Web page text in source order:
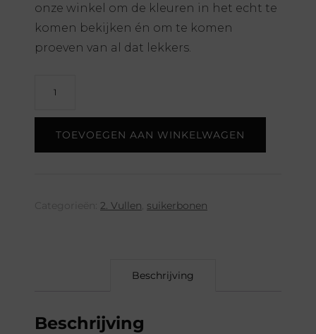
onze winkel om de kleuren in het echt te
komen bekijken én om te komen
proeven van al dat lekkers.
goud
TOEVOEGEN AAN WINKELWAGEN
2. Vullen suikerbonen
Beschrijving
Beschrijving